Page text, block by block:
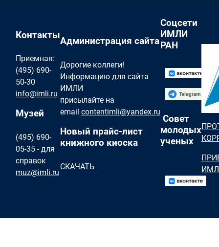
Контакты
Приемная:
(495) 690-
50-30
info@imli.ru
Музей
(495) 690-
05-35 - для
справок
muz@imli.ru
Администрация сайта
Дорогие коллеги!
Информацию для сайта
ИМЛИ
присылайте на
email contentimli@yandex.ru
Новый прайс-лист
книжного киоска
СКАЧАТЬ
Соцсети
ИМЛИ
РАН
Совет
молодых
ученых